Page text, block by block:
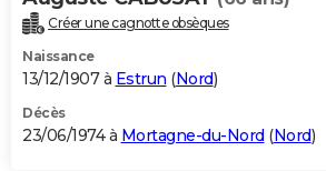
Créer une cagnotte obsèques
Naissance
13/12/1907 à Estrun (Nord)
Décès
23/06/1974 à Mortagne-du-Nord (Nord)